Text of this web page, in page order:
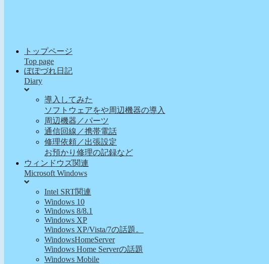
トップページ
Top page
ぽぽづれ日記
Diary
導入してみた
ソフトウェアをや周辺機器の導入
周辺機器／パーツ
通信回線／携帯電話
修理依頼／出張設定
お預かり修理の記録など
ウィンドウズ関連
Microsoft Windows
Intel SRT関連
Windows 10
Windows 8/8.1
Windows XP
Windows XP/Vista/7の話題。
WindowsHomeServer
Windows Home Serverの話題
Windows Mobile